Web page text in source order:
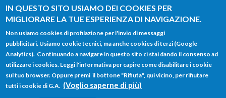
IN QUESTO SITO USIAMO DEI COOKIES PER
MIGLIORARE LA TUE ESPERIENZA DI NAVIGAZIONE.
Non usiamo cookies di profilazione per l'invio di messaggi
pubblicitari. Usiamo cookie tecnici, ma anche cookies di terzi (Google
Analytics). Continuando a navigare in questo sito ci stai dando il consenso ad
utilizzare i cookies. Leggi l'informativa per capire come disabilitare i cookie
sul tuo browser. Oppure premi il bottone "Rifiuta", qui vicino, per rifiutare
tutti i cookie di G.A. (Voglio saperne di più)
Salta al contenuto principale
FORM
DI
Main menu